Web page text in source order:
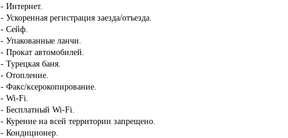
- Интернет.
- Ускоренная регистрация заезда/отъезда.
- Сейф.
- Упакованные ланчи.
- Прокат автомобилей.
- Турецкая баня.
- Отопление.
- Факс/ксерокопирование.
- Wi-Fi.
- Бесплатный Wi-Fi.
- Курение на всей территории запрещено.
- Кондиционер.